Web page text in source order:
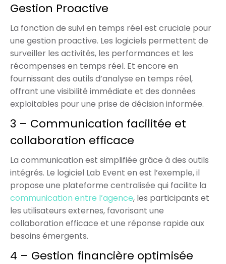
Gestion Proactive
La fonction de suivi en temps réel est cruciale pour
une gestion proactive. Les logiciels permettent de
surveiller les activités, les performances et les
récompenses en temps réel. Et encore en
fournissant des outils d’analyse en temps réel,
offrant une visibilité immédiate et des données
exploitables pour une prise de décision informée.
3 – Communication facilitée et
collaboration efficace
La communication est simplifiée grâce à des outils
intégrés. Le logiciel Lab Event en est l’exemple, il
propose une plateforme centralisée qui facilite la
communication entre l’agence, les participants et
les utilisateurs externes, favorisant une
collaboration efficace et une réponse rapide aux
besoins émergents.
4 – Gestion financière optimisée